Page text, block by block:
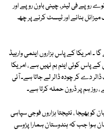
روپے فی لیٹر، چینی باون روپے اور
بنانے اور ٹیسٹ کرنے پر چھ
۔ امریکا کے پاس ہزاروں ایٹمی وارہیڈ
پاس کوئی ایٹم بم نہیں ہے ، امریکا
دے کر چودہ ڈالر لے جاتا ہے۔ آئی
روز ہم پر ڈرون حملہ کرتا ہے۔
بھیجا ، نتیجتا ہزاروں فوجی سپاہی
ہوا جب کہ ہندوستان ہمارا پڑوسی